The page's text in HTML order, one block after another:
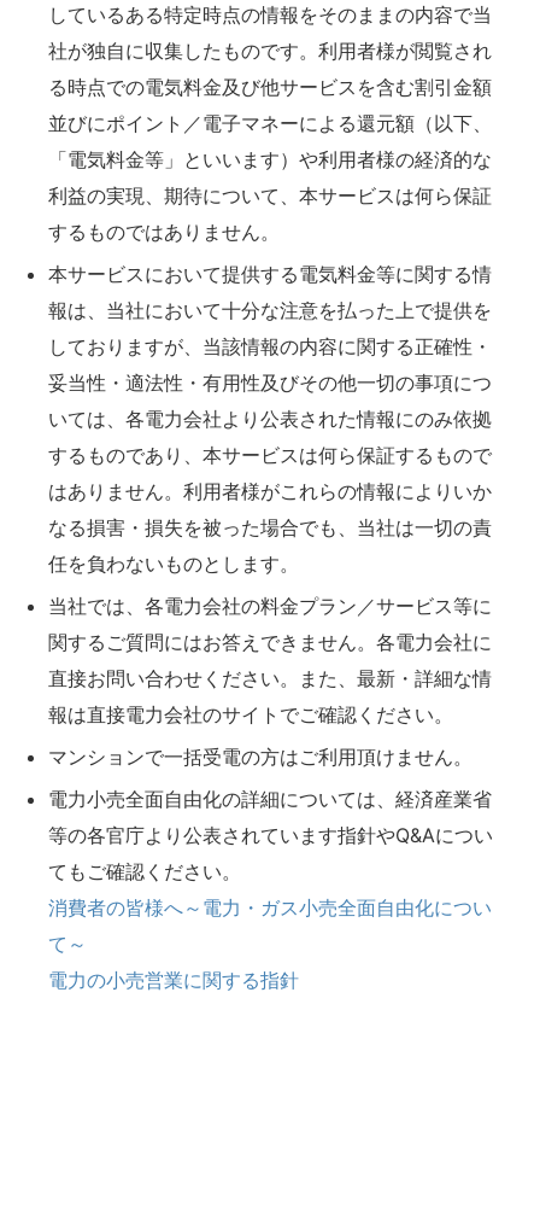
しているある特定時点の情報をそのままの内容で当
社が独自に収集したものです。利用者様が閲覧され
る時点での電気料金及び他サービスを含む割引金額
並びにポイント／電子マネーによる還元額（以下、
「電気料金等」といいます）や利用者様の経済的な
利益の実現、期待について、本サービスは何ら保証
するものではありません。
本サービスにおいて提供する電気料金等に関する情
報は、当社において十分な注意を払った上で提供を
しておりますが、当該情報の内容に関する正確性・
妥当性・適法性・有用性及びその他一切の事項につ
いては、各電力会社より公表された情報にのみ依拠
するものであり、本サービスは何ら保証するもので
はありません。利用者様がこれらの情報によりいか
なる損害・損失を被った場合でも、当社は一切の責
任を負わないものとします。
当社では、各電力会社の料金プラン／サービス等に
関するご質問にはお答えできません。各電力会社に
直接お問い合わせください。また、最新・詳細な情
報は直接電力会社のサイトでご確認ください。
マンションで一括受電の方はご利用頂けません。
電力小売全面自由化の詳細については、経済産業省
等の各官庁より公表されています指針やQ&Aについ
てもご確認ください。
消費者の皆様へ～電力・ガス小売全面自由化につい
て～
電力の小売営業に関する指針